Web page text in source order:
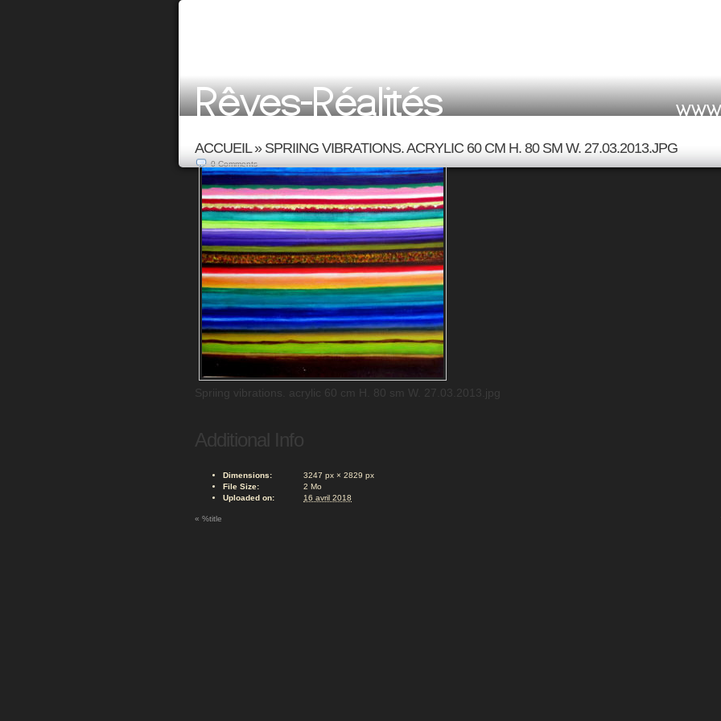
ACCUEIL» SPRIING VIBRATIONS. ACRYLIC 60 CM H. 80 SM W. 27.03.2013.JPG
0 Comments
Spriing vibrations. acrylic 60 cm H. 80 sm W. 27.03.2013.jpg
Additional Info
Dimensions:
3247 px × 2829 px
File Size:
2 Mo
Uploaded on:
16 avril 2018
« %title